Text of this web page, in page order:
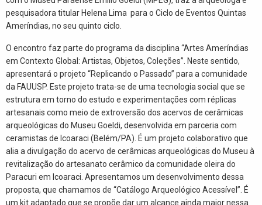
pesquisadora titular Helena Lima para o Ciclo de Eventos Quintas
Ameríndias, no seu quinto ciclo.
O encontro faz parte do programa da disciplina “Artes Ameríndias
em Contexto Global: Artistas, Objetos, Coleções”. Neste sentido,
apresentará o projeto “Replicando o Passado” para a comunidade
da FAUUSP. Este projeto trata-se de uma tecnologia social que se
estrutura em torno do estudo e experimentações com réplicas
artesanais como meio de extroversão dos acervos de cerâmicas
arqueológicas do Museu Goeldi, desenvolvida em parceria com
ceramistas de Icoaraci (Belém/PA). É um projeto colaborativo que
alia a divulgação do acervo de cerâmicas arqueológicas do Museu à
revitalização do artesanato cerâmico da comunidade oleira do
Paracuri em Icoaraci. Apresentamos um desenvolvimento dessa
proposta, que chamamos de “Catálogo Arqueológico Acessível”. É
um kit adaptado que se propõe dar um alcance ainda maior nessa